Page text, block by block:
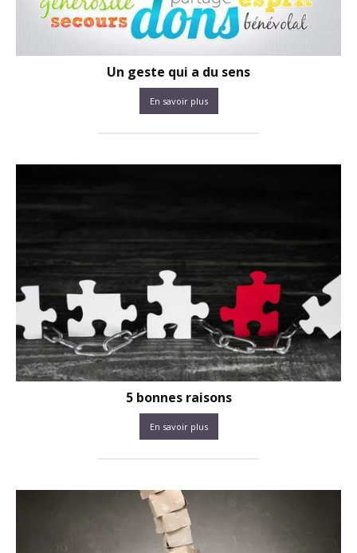
Un geste qui a du sens
En savoir plus
5 bonnes raisons
En savoir plus